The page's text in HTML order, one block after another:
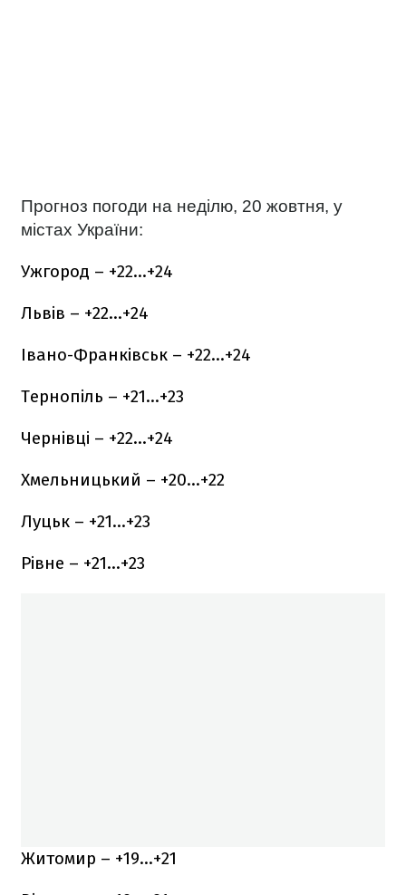
Прогноз погоди на неділю, 20 жовтня, у
містах України:
Ужгород – +22…+24
Львів – +22…+24
Івано-Франківськ – +22…+24
Тернопіль – +21…+23
Чернівці – +22…+24
Хмельницький – +20…+22
Луцьк – +21…+23
Рівне – +21…+23
Житомир – +19…+21